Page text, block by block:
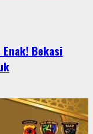
Bekasi